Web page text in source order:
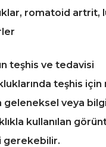
romatoid artrit,
teşhis ve tedavisi
teşhis
geleneksel veya
kullanılan
gerekebilir.